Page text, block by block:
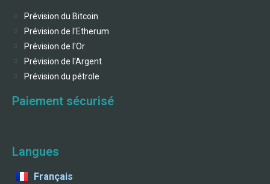
Prévision du Bitcoin
Prévision de l'Etherum
Prévision de l'Or
Prévision de l'Argent
Prévision du pétrole
Paiement sécurisé
Langues
Français